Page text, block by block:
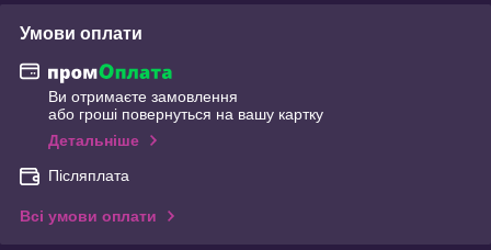
Умови оплати
Ви отримаєте замовлення
або гроші повернуться на вашу картку
Детальніше
Післяплата
Всі умови оплати